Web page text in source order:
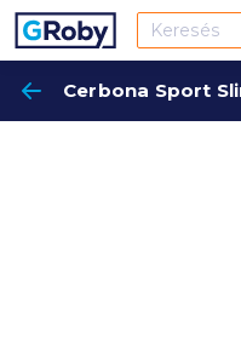
Cerbona Sport